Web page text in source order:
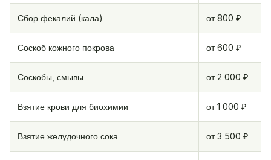
Сбор фекалий (кала) от 800 ₽
Соскоб кожного покрова от 600 ₽
Соскобы, смывы от 2 000 ₽
Взятие крови для биохимии от 1 000 ₽
Взятие желудочного сока от 3 500 ₽